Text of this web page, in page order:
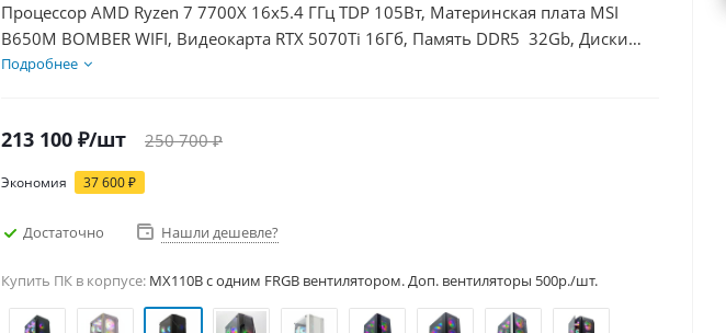
Процессор AMD Ryzen 7 7700X 16x5.4 ГГц TDP 105Вт, Материнская плата MSI
B650M BOMBER WIFI, Видеокарта RTX 5070Ti 16Гб, Память DDR5 32Gb, Диски
SSD 1000Гб + HDD 2Тб, БП 850Вт
Подробнее
213 100 ₽/шт 250 700₽
Экономия 37 600₽
Достаточно Нашли дешевле?
Купить ПК в корпусе: MX110B c одним FRGB вентилятором. Доп. вентиляторы 500р./шт.